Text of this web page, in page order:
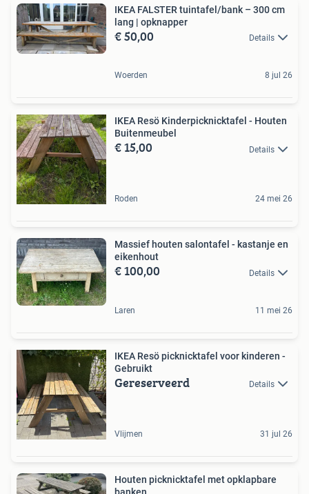
IKEA FALSTER tuintafel/bank – 300 cm
lang | opknapper
€ 50,00 Details
Woerden 8 jul 26
IKEA Resö Kinderpicknicktafel - Houten
Buitenmeubel
€ 15,00 Details
Roden 24 mei 26
Massief houten salontafel - kastanje en
eikenhout
€ 100,00 Details
Laren 11 mei 26
IKEA Resö picknicktafel voor kinderen -
Gebruikt
Gereserveerd Details
Vlijmen 31 jul 26
Houten picknicktafel met opklapbare
banken